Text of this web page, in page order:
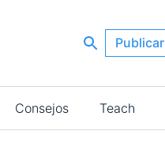
Publicar
Consejos Teach